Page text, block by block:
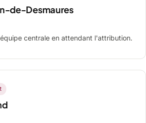
de-Desmaures
centrale en attendant l'attribution.